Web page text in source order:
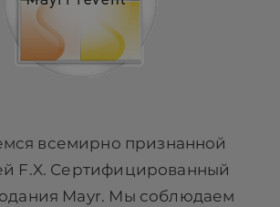
всемирно признанной
F.X. Сертифицированный
Mayr. Мы соблюдаем